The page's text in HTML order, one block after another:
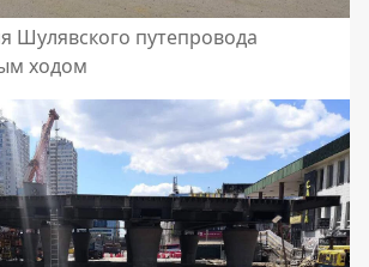
Шулявского путепровода
ходом